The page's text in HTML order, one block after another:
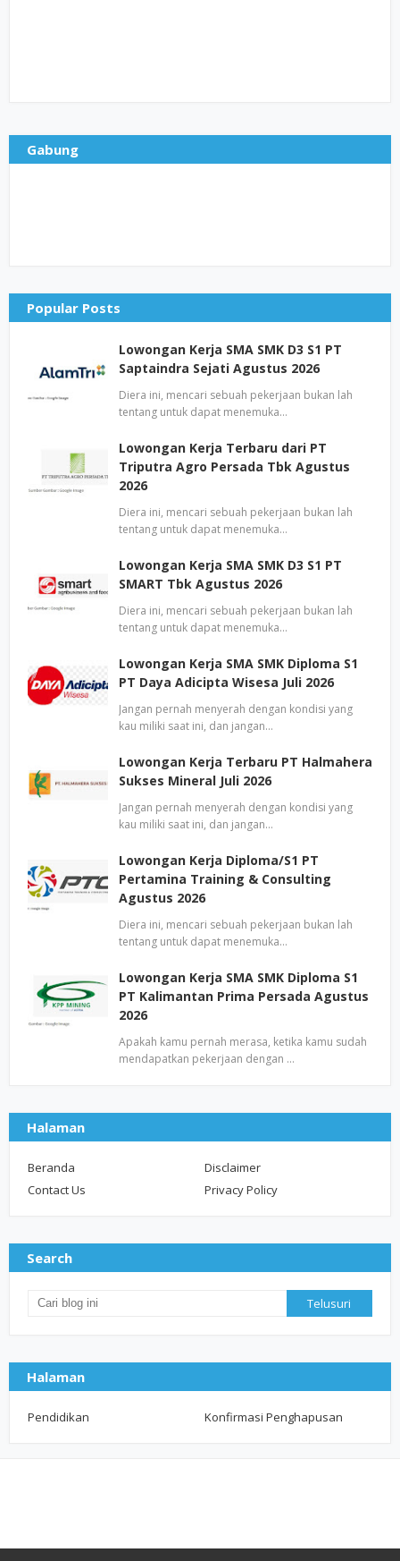
Gabung
Popular Posts
Lowongan Kerja SMA SMK D3 S1 PT
Saptaindra Sejati Agustus 2026
Diera ini, mencari sebuah pekerjaan bukan lah
tentang untuk dapat menemuka…
Lowongan Kerja Terbaru dari PT
Triputra Agro Persada Tbk Agustus
2026
Diera ini, mencari sebuah pekerjaan bukan lah
tentang untuk dapat menemuka…
Lowongan Kerja SMA SMK D3 S1 PT
SMART Tbk Agustus 2026
Diera ini, mencari sebuah pekerjaan bukan lah
tentang untuk dapat menemuka…
Lowongan Kerja SMA SMK Diploma S1
PT Daya Adicipta Wisesa Juli 2026
Jangan pernah menyerah dengan kondisi yang
kau miliki saat ini, dan jangan…
Lowongan Kerja Terbaru PT Halmahera
Sukses Mineral Juli 2026
Jangan pernah menyerah dengan kondisi yang
kau miliki saat ini, dan jangan…
Lowongan Kerja Diploma/S1 PT
Pertamina Training & Consulting
Agustus 2026
Diera ini, mencari sebuah pekerjaan bukan lah
tentang untuk dapat menemuka…
Lowongan Kerja SMA SMK Diploma S1
PT Kalimantan Prima Persada Agustus
2026
Apakah kamu pernah merasa, ketika kamu sudah
mendapatkan pekerjaan dengan …
Halaman
Beranda
Disclaimer
Contact Us
Privacy Policy
Search
Halaman
Pendidikan Konfirmasi Penghapusan